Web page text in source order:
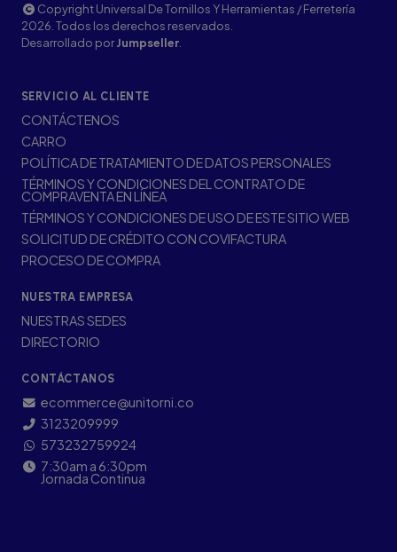
Copyright Universal De Tornillos Y Herramientas / Ferretería
2026. Todos los derechos reservados.
Desarrollado porJumpseller
SERVICIO AL CLIENTE
CONTÁCTENOS
CARRO
POLÍTICA DE TRATAMIENTO DE DATOS PERSONALES
TÉRMINOS Y CONDICIONES DEL CONTRATO DE
COMPRAVENTA EN LÍNEA
TÉRMINOS Y CONDICIONES DE USO DE ESTE SITIO WEB
SOLICITUD DE CRÉDITO CON COVIFACTURA
PROCESO DE COMPRA
NUESTRA EMPRESA
NUESTRAS SEDES
DIRECTORIO
CONTÁCTANOS
ecommerce@unitorni.co
3123209999
573232759924
7:30am a 6:30pm
Jornada Continua